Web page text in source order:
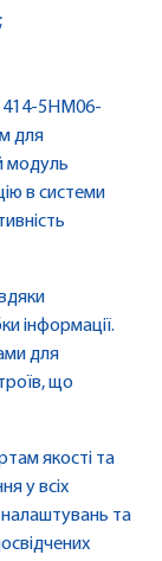
5HM06-
для
модуль
в системи
інформації.
для
що
якості та
у всіх
налаштувань та